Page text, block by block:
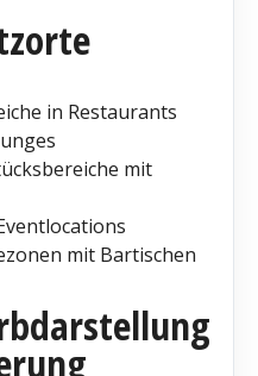
in Restaurants
mit
mit Bartischen